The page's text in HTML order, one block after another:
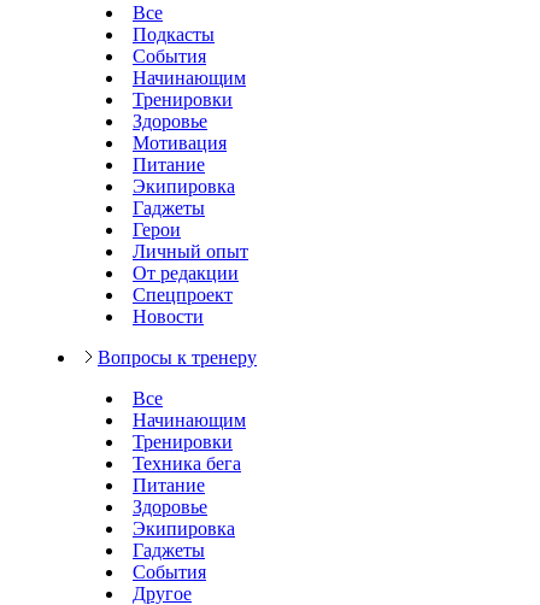
Все
Подкасты
События
Начинающим
Тренировки
Здоровье
Мотивация
Питание
Экипировка
Гаджеты
Герои
Личный опыт
От редакции
Спецпроект
Новости
Вопросы к тренеру
Все
Начинающим
Тренировки
Техника бега
Питание
Здоровье
Экипировка
Гаджеты
События
Другое